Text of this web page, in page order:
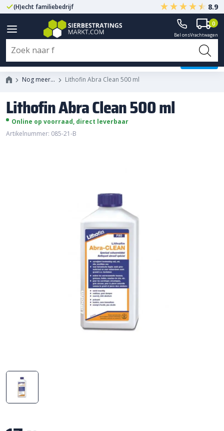
(H)echt familiebedrijf Gegarandeerd A-kwaliteit
8.9
Bel onsVrachtwagen
0
Nog meer… Lithofin Abra Clean 500 ml
Lithofin Abra Clean 500 ml
Online op voorraad, direct leverbaar
Artikelnummer: 085-21-B
Lithofin Abra Clean 500 ml